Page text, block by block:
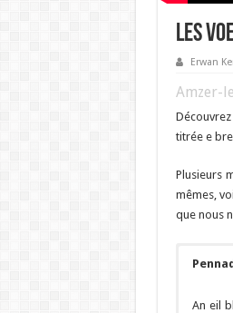
Les
Erwan
Amzer-
titrée e
Plusieurs
mêmes,
que nous
An eil